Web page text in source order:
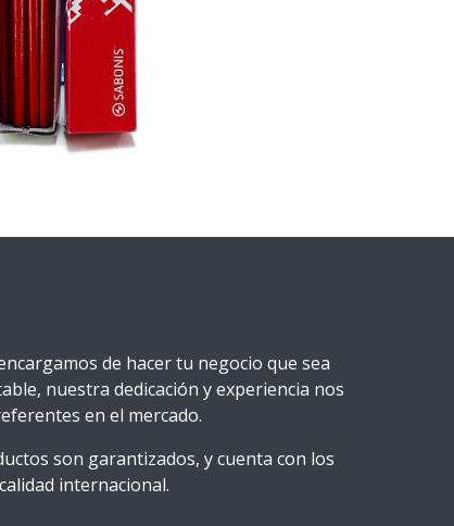
de hacer tu negocio que sea
nuestra dedicación y experiencia nos
en el mercado.
son garantizados, y cuenta con los
internacional.